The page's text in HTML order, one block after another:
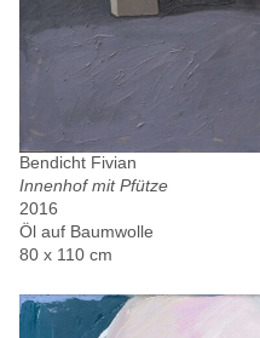
Bendicht Fivian
Innenhof mit Pfütze
2016
Öl auf Baumwolle
80 x 110 cm